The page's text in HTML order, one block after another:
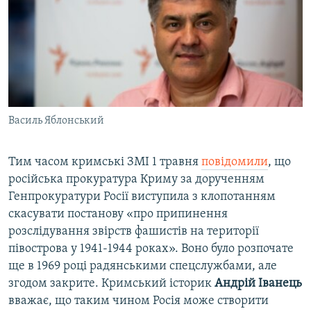
Василь Яблонський
Тим часом кримські ЗМІ 1 травня повідомили, що
російська прокуратура Криму за дорученням
Генпрокуратури Росії виступила з клопотанням
скасувати постанову «про припинення
розслідування звірств фашистів на території
півострова у 1941-1944 роках». Воно було розпочате
ще в 1969 році радянськими спецслужбами, але
згодом закрите. Кримський історик Андрій Іванець
вважає, що таким чином Росія може створити